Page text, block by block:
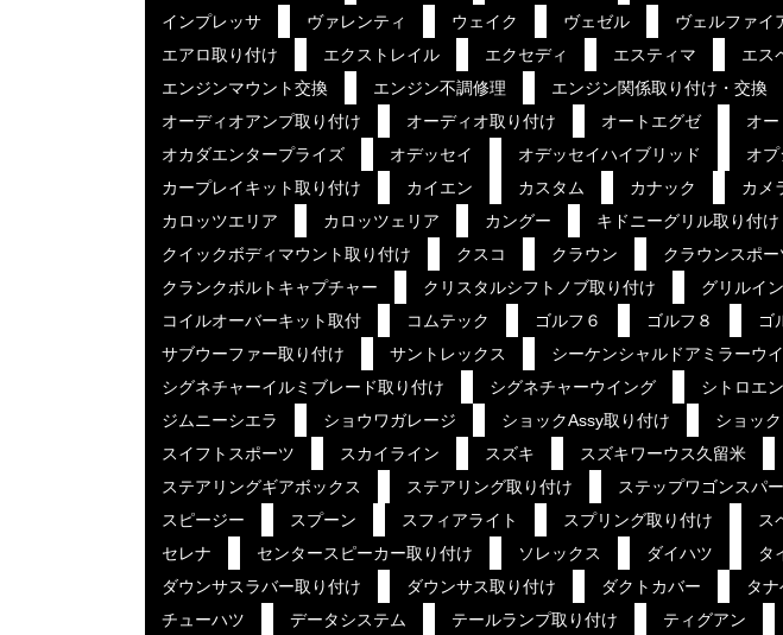
インプレッサ
ヴァレンティ ウェイク ヴェゼル ヴェルファイ
エアロ取り付け
エクストレイル エクセディ エスティマ エス
エンジンマウント交換
エンジン不調修理 エンジン関係取り付け・交換
オーディオアンプ取り付け
オーディオ取り付け オートエグゼ オ
オカダエンタープライズ
オデッセイ オデッセイハイブリッド オ
カープレイキット取り付け
カイエン カスタム カナック カメ
カロッツエリア
カロッツェリア カングー キドニーグリル取り付け
クイックボディマウント取り付け
クスコ クラウン クラウンスポー
クランクボルトキャプチャー
クリスタルシフトノブ取り付け グリルイ
コイルオーバーキット取付
コムテック ゴルフ６ ゴルフ８ ゴ
サブウーファー取り付け
サントレックス シーケンシャルドアミラーウ
シグネチャーイルミブレード取り付け
シグネチャーウイング シトロエン
ジムニーシエラ
ショウワガレージ ショックAssy取り付け ショッ
スイフトスポーツ
スカイライン スズキ スズキワーウス久留米
ステアリングギアボックス
ステアリング取り付け ステップワゴンスパ
スピージー
スプーン スフィアライト スプリング取り付け ス
セレナ
センタースピーカー取り付け ソレックス ダイハツ タ
ダウンサスラバー取り付け
ダウンサス取り付け ダクトカバー タ
チューハツ
データシステム テールランプ取り付け ティグアン